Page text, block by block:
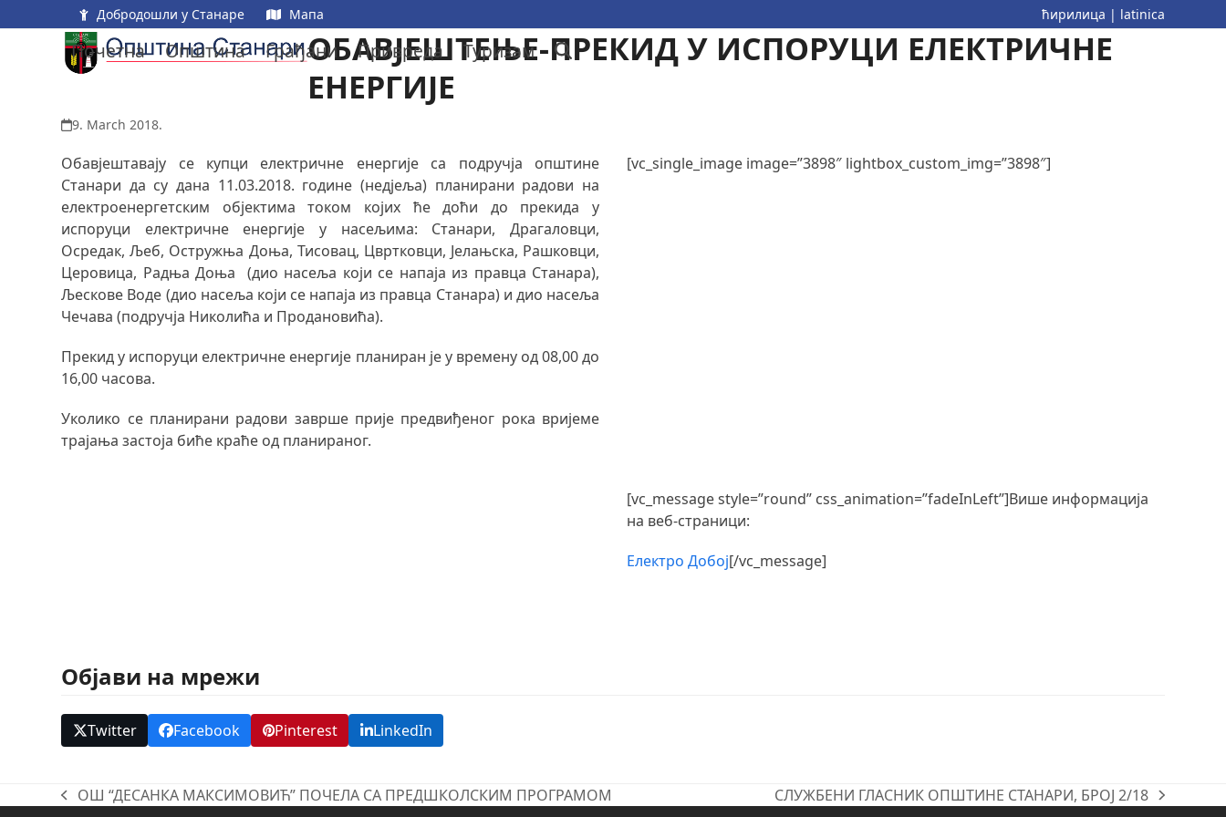
to
Добродошли у Станаре Мапа ћирилица | latinica
Почетна Општина Грађани Привреда Туризам
ОБАВЈЕШТЕЊЕ-ПРЕКИД У ИСПОРУЦИ ЕЛЕКТРИЧНЕ
ЕНЕРГИЈЕ
9. March 2018.
Обавјештавају се купци електричне енергије са подручја општине
Станари да су дана 11.03.2018. године (недјеља) планирани радови на
електроенергетским објектима током којих ће доћи до прекида у
испоруци електричне енергије у насељима: Станари, Драгаловци,
Осредак, Љеб, Остружња Доња, Тисовац, Цвртковци, Јелањска, Рашковци,
Церовица, Радња Доња (дио насеља који се напаја из правца Станара),
Љескове Воде (дио насеља који се напаја из правца Станара) и дио насеља
Чечава (подручја Николића и Продановића).
Прекид у испоруци електричне енергије планиран је у времену од 08,00 до
16,00 часова.
Уколико се планирани радови заврше прије предвиђеног рока вријеме
трајања застоја биће краће од планираног.
[vc_single_image image=”3898″ lightbox_custom_img=”3898″]
[vc_message style=”round” css_animation=”fadeInLeft”]Више информација
на веб-страници:
Електро Добој[/vc_message]
Објави на мрежи
Twitter Facebook Pinterest LinkedIn
previous
ОШ “ДЕСАНКА МАКСИМОВИЋ” ПОЧЕЛА СА ПРЕДШКОЛСКИМ ПРОГРАМОМ
next
СЛУЖБЕНИ ГЛАСНИК ОПШТИНЕ СТАНАРИ, БРОЈ 2/18